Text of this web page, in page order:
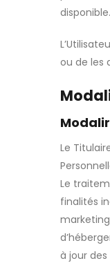
disponible.
ou de les
Le
Le
finalités
à jour